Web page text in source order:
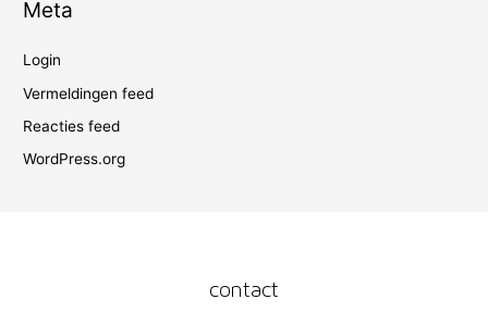
Meta
Login
Vermeldingen feed
Reacties feed
WordPress.org
contact